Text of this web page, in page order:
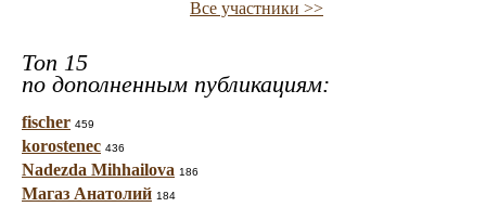
Все участники >>
Топ 15
по дополненным публикациям:
fischer 459
korostenec 436
Nadezda Mihhailova 186
Магаз Анатолий 184